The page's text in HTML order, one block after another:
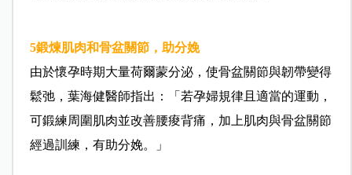
5鍛煉肌肉和骨盆關節，助分娩
由於懷孕時期大量荷爾蒙分泌，使骨盆關節與韌帶變得
鬆弛，葉海健醫師指出：「若孕婦規律且適當的運動，
可鍛練周圍肌肉並改善腰痠背痛，加上肌肉與骨盆關節
經過訓練，有助分娩。」